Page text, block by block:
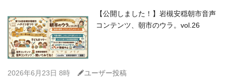
【公開しました！】岩槻安穏朝市音声
コンテンツ、朝市のウラ。vol.26
2026年6月23日 8時 Cユーザー投稿